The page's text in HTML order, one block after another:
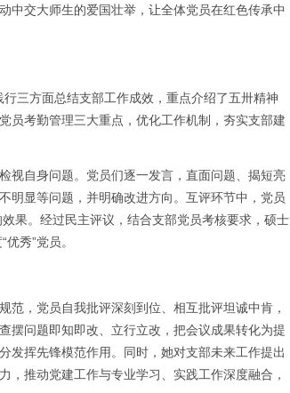
中交大师生的爱国壮举，让全体党员在红色传承中
三方面总结支部工作成效，重点介绍了五卅精神
员考勤管理三大重点，优化工作机制，夯实支部建
视自身问题。党员们逐一发言，直面问题、揭短亮
明显等问题，并明确改进方向。互评环节中，党员
果。经过民主评议，结合支部党员考核要求，硕士
秀”党员。
，党员自我批评深刻到位、相互批评坦诚中肯，
摆问题即知即改、立行立改，把会议成果转化为提
发挥先锋模范作用。同时，她对支部未来工作提出
推动党建工作与专业学习、实践工作深度融合，